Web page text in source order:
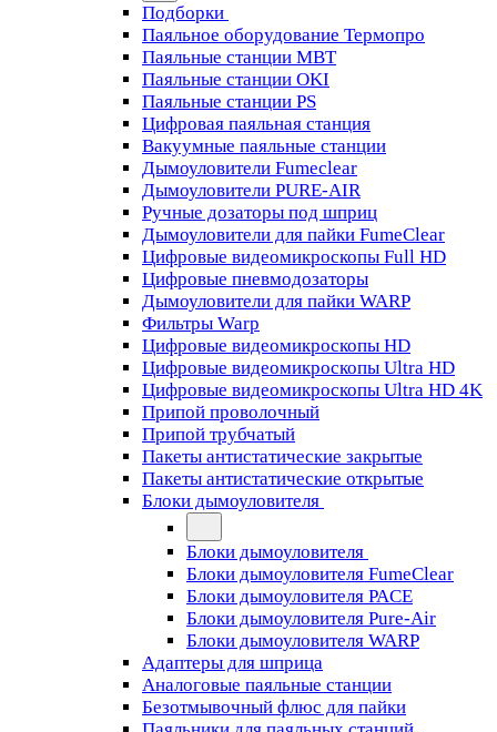
Подборки
Паяльное оборудование Термопро
Паяльные станции MBT
Паяльные станции OKI
Паяльные станции PS
Цифровая паяльная станция
Вакуумные паяльные станции
Дымоуловители Fumeclear
Дымоуловители PURE-AIR
Ручные дозаторы под шприц
Дымоуловители для пайки FumeClear
Цифровые видеомикроскопы Full HD
Цифровые пневмодозаторы
Дымоуловители для пайки WARP
Фильтры Warp
Цифровые видеомикроскопы HD
Цифровые видеомикроскопы Ultra HD
Цифровые видеомикроскопы Ultra HD 4K
Припой проволочный
Припой трубчатый
Пакеты антистатические закрытые
Пакеты антистатические открытые
Блоки дымоуловителя
Блоки дымоуловителя
Блоки дымоуловителя FumeClear
Блоки дымоуловителя PACE
Блоки дымоуловителя Pure-Air
Блоки дымоуловителя WARP
Адаптеры для шприца
Аналоговые паяльные станции
Безотмывочный флюс для пайки